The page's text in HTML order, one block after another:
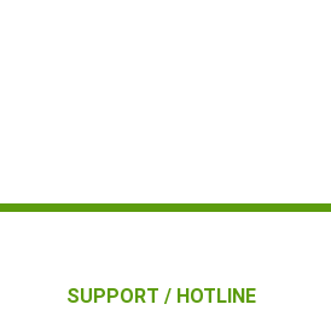
SUPPORT / HOTLINE